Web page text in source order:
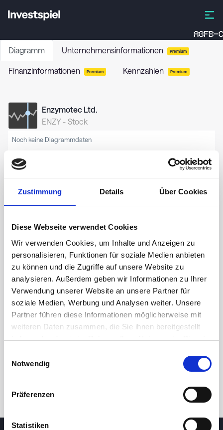
Zustimmung Details Über Cookies
Diese Webseite verwendet Cookies
Wir verwenden Cookies, um Inhalte und Anzeigen zu
personalisieren, Funktionen für soziale Medien anbieten
zu können und die Zugriffe auf unsere Website zu
analysieren. Außerdem geben wir Informationen zu Ihrer
Verwendung unserer Website an unsere Partner für
soziale Medien, Werbung und Analysen weiter. Unsere
Partner führen diese Informationen möglicherweise mit
weiteren Daten zusammen, die Sie ihnen bereitgestellt
haben oder die sie im Rahmen Ihrer Nutzung der Dienste
Notwendig
Präferenzen
Statistiken
AGFB-C
Diagramm Unternehmensinformationen Premium
Finanzinformationen Premium Kennzahlen Premium
Enzymotec Ltd.
ENZY- Stock
Noch keine Diagrammdaten
24 Std. 1M 3M 1J 5J